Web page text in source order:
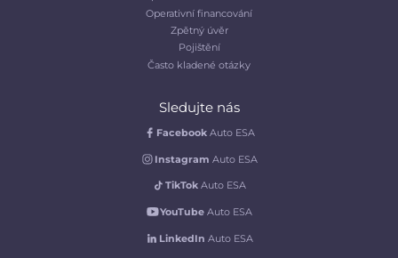
Operativní financování
Zpětný úvěr
Pojištění
Často kladené otázky
Sledujte nás
Facebook Auto ESA
Instagram Auto ESA
TikTok Auto ESA
YouTubeAuto ESA
LinkedIn Auto ESA